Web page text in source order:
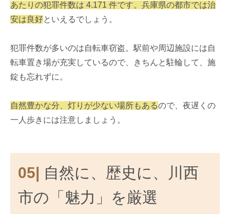
あたりの犯罪件数は 4.171 件です。兵庫県の都市では治
安は良好といえるでしょう。
犯罪件数が多いのは自転車窃盗。駅前や周辺施設には自
転車置き場が充実しているので、きちんと駐輪して、施
錠も忘れずに。
自然豊かな分、灯りが少ない場所もあるので、夜遅くの
一人歩きには注意しましょう。
05|
自然に、歴史に、川西
市の「魅力」を厳選